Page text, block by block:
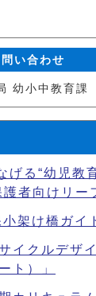
問い合わせ
幼小中教育課
げる“幼児教
者向けリー
架け橋ガイ
イクルデザ
ト）」